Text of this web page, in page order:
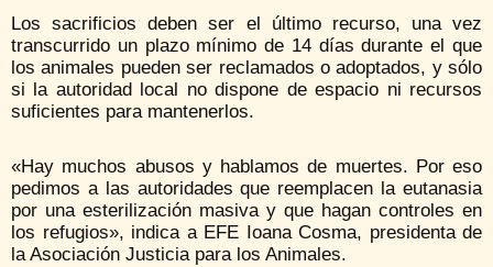
Los sacrificios deben ser el último recurso, una vez
transcurrido un plazo mínimo de 14 días durante el que
los animales pueden ser reclamados o adoptados, y sólo
si la autoridad local no dispone de espacio ni recursos
suficientes para mantenerlos.
«Hay muchos abusos y hablamos de muertes. Por eso
pedimos a las autoridades que reemplacen la eutanasia
por una esterilización masiva y que hagan controles en
los refugios», indica a EFE Ioana Cosma, presidenta de
la Asociación Justicia para los Animales.